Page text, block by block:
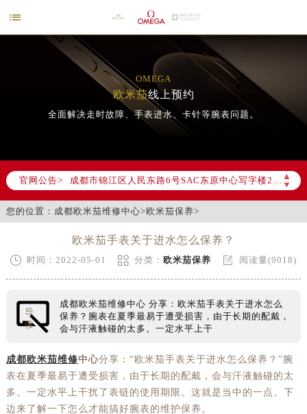

OMEGA
欧米茄线上预约
全面解决走时故障、手表进水、卡针等腕表问题。
官网公告>
▲
▼
2026年6月成都市欧米茄官方售后客户服务热线：400-877-2083
2026年6月欧米茄售后服务中心最新网点地址：
节假日正常营业！
您的位置： 成都欧米茄维修中心>欧米茄保养>
欧米茄手表关于进水怎么保养？
 时间：2022-05-01  分类： 欧米茄保养  阅读量(9018)
导
读
成都欧米茄维修中心 分享：欧米茄手表关于进水怎么
保养？腕表在夏季最易于遭受损害，由于长期的配戴，
会与汗液触碰的太多。一定水平上干
成都欧米茄维修中心分享：“欧米茄手表关于进水怎么保养？”腕
表在夏季最易于遭受损害，由于长期的配戴，会与汗液触碰的太
多。一定水平上干扰了表链的使用期限。这就是当中的一点。下
边来了解一下怎么才能搞好腕表的维护保养。